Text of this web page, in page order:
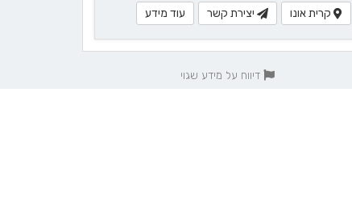
קרית אונו יצירת קשר עוד מידע
דיווח על מידע שגוי